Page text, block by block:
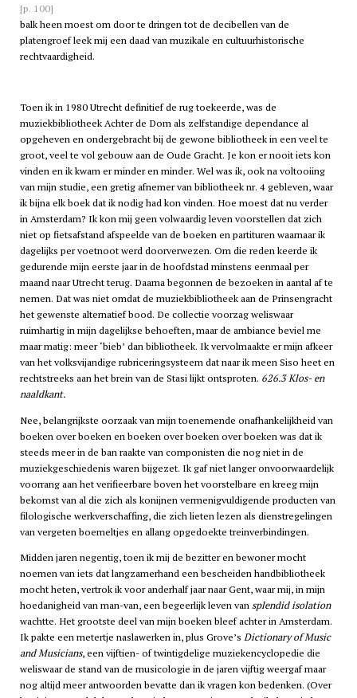
[p. 100]
balk heen moest om door te dringen tot de decibellen van de
platengroef leek mij een daad van muzikale en cultuurhistorische
rechtvaardigheid.
Toen ik in 1980 Utrecht definitief de rug toekeerde, was de
muziekbibliotheek Achter de Dom als zelfstandige dependance al
opgeheven en ondergebracht bij de gewone bibliotheek in een veel te
groot, veel te vol gebouw aan de Oude Gracht. Je kon er nooit iets kon
vinden en ik kwam er minder en minder. Wel was ik, ook na voltooiing
van mijn studie, een gretig afnemer van bibliotheek nr. 4 gebleven, waar
ik bijna elk boek dat ik nodig had kon vinden. Hoe moest dat nu verder
in Amsterdam? Ik kon mij geen volwaardig leven voorstellen dat zich
niet op fietsafstand afspeelde van de boeken en partituren waarnaar ik
dagelijks per voetnoot werd doorverwezen. Om die reden keerde ik
gedurende mijn eerste jaar in de hoofdstad minstens eenmaal per
maand naar Utrecht terug. Daarna begonnen de bezoeken in aantal af te
nemen. Dat was niet omdat de muziekbibliotheek aan de Prinsengracht
het gewenste alternatief bood. De collectie voorzag weliswaar
ruimhartig in mijn dagelijkse behoeften, maar de ambiance beviel me
maar matig: meer ‘bieb’ dan bibliotheek. Ik vervolmaakte er mijn afkeer
van het volksvijandige rubriceringsysteem dat naar ik meen Siso heet en
rechtstreeks aan het brein van de Stasi lijkt ontsproten. 626.3 Klos- en
naaldkant.
Nee, belangrijkste oorzaak van mijn toenemende onafhankelijkheid van
boeken over boeken en boeken over boeken over boeken was dat ik
steeds meer in de ban raakte van componisten die nog niet in de
muziekgeschiedenis waren bijgezet. Ik gaf niet langer onvoorwaardelijk
voorrang aan het verifieerbare boven het voorstelbare en kreeg mijn
bekomst van al die zich als konijnen vermenigvuldigende producten van
filologische werkverschaffing, die zich lieten lezen als dienstregelingen
van vergeten boemeltjes en allang opgedoekte treinverbindingen.
Midden jaren negentig, toen ik mij de bezitter en bewoner mocht
noemen van iets dat langzamerhand een bescheiden handbibliotheek
mocht heten, vertrok ik voor anderhalf jaar naar Gent, waar mij, in mijn
hoedanigheid van man-van, een begeerlijk leven vansplendid isolation
wachtte. Het grootste deel van mijn boeken bleef achter in Amsterdam.
Ik pakte een metertje naslawerken in, plus Grove’s Dictionary of Music
and Musicians, een vijftien- of twintigdelige muziekencyclopedie die
weliswaar de stand van de musicologie in de jaren vijftig weergaf maar
nog altijd meer antwoorden bevatte dan ik vragen kon bedenken. (Over